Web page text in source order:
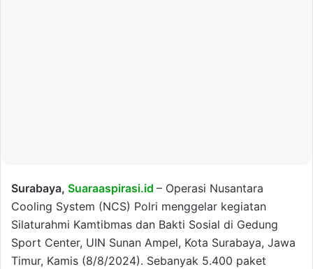
Surabaya, Suaraaspirasi.id – Operasi Nusantara
Cooling System (NCS) Polri menggelar kegiatan
Silaturahmi Kamtibmas dan Bakti Sosial di Gedung
Sport Center, UIN Sunan Ampel, Kota Surabaya, Jawa
Timur, Kamis (8/8/2024). Sebanyak 5.400 paket